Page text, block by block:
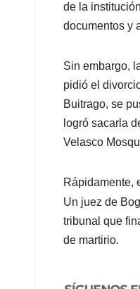
de la
documentos y
Sin embargo,
pidió el
Buitrago, se
logró sacarla
Velasco
Rápidamente,
Un juez de
tribunal que
de martirio.